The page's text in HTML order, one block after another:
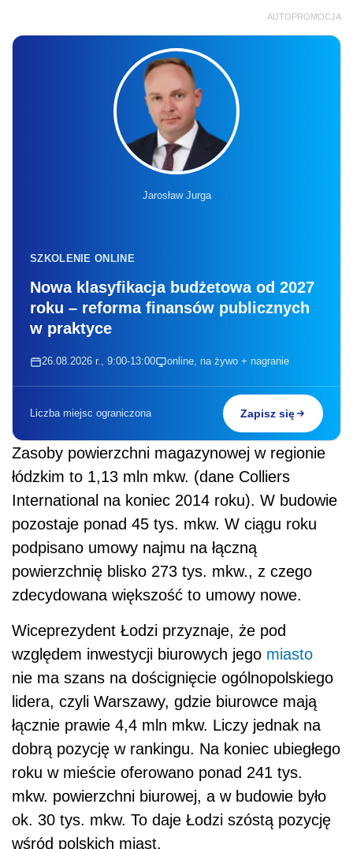
AUTOPROMOCJA
Jarosław Jurga
SZKOLENIE ONLINE
Nowa klasyfikacja budżetowa od 2027
roku – reforma finansów publicznych
w praktyce
26.08.2026 r., 9:00-13:00 online, na żywo + nagranie
Liczba miejsc ograniczona Zapisz się
Zasoby powierzchni magazynowej w regionie
łódzkim to 1,13 mln mkw. (dane Colliers
International na koniec 2014 roku). W budowie
pozostaje ponad 45 tys. mkw. W ciągu roku
podpisano umowy najmu na łączną
powierzchnię blisko 273 tys. mkw., z czego
zdecydowana większość to umowy nowe.
Wiceprezydent Łodzi przyznaje, że pod
względem inwestycji biurowych jego miasto
nie ma szans na doścignięcie ogólnopolskiego
lidera, czyli Warszawy, gdzie biurowce mają
łącznie prawie 4,4 mln mkw. Liczy jednak na
dobrą pozycję w rankingu. Na koniec ubiegłego
roku w mieście oferowano ponad 241 tys.
mkw. powierzchni biurowej, a w budowie było
ok. 30 tys. mkw. To daje Łodzi szóstą pozycję
wśród polskich miast.